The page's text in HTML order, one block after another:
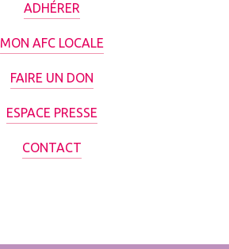
ADHÉRER
MON AFC LOCALE
FAIRE UN DON
ESPACE PRESSE
CONTACT